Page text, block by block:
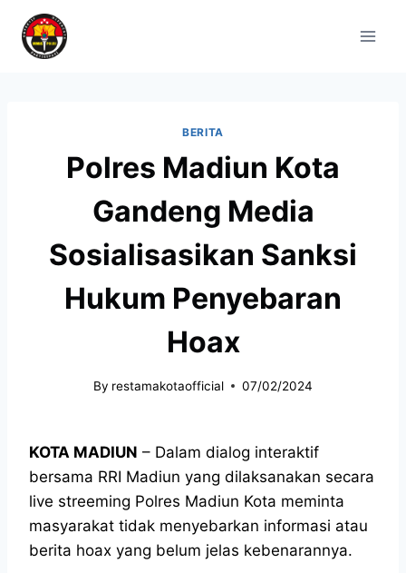
BERITA
Polres Madiun Kota
Gandeng Media
Sosialisasikan Sanksi
Hukum Penyebaran
Hoax
By restamakotaofficial 07/02/2024
KOTA MADIUN – Dalam dialog interaktif
bersama RRI Madiun yang dilaksanakan secara
live streeming Polres Madiun Kota meminta
masyarakat tidak menyebarkan informasi atau
berita hoax yang belum jelas kebenarannya.